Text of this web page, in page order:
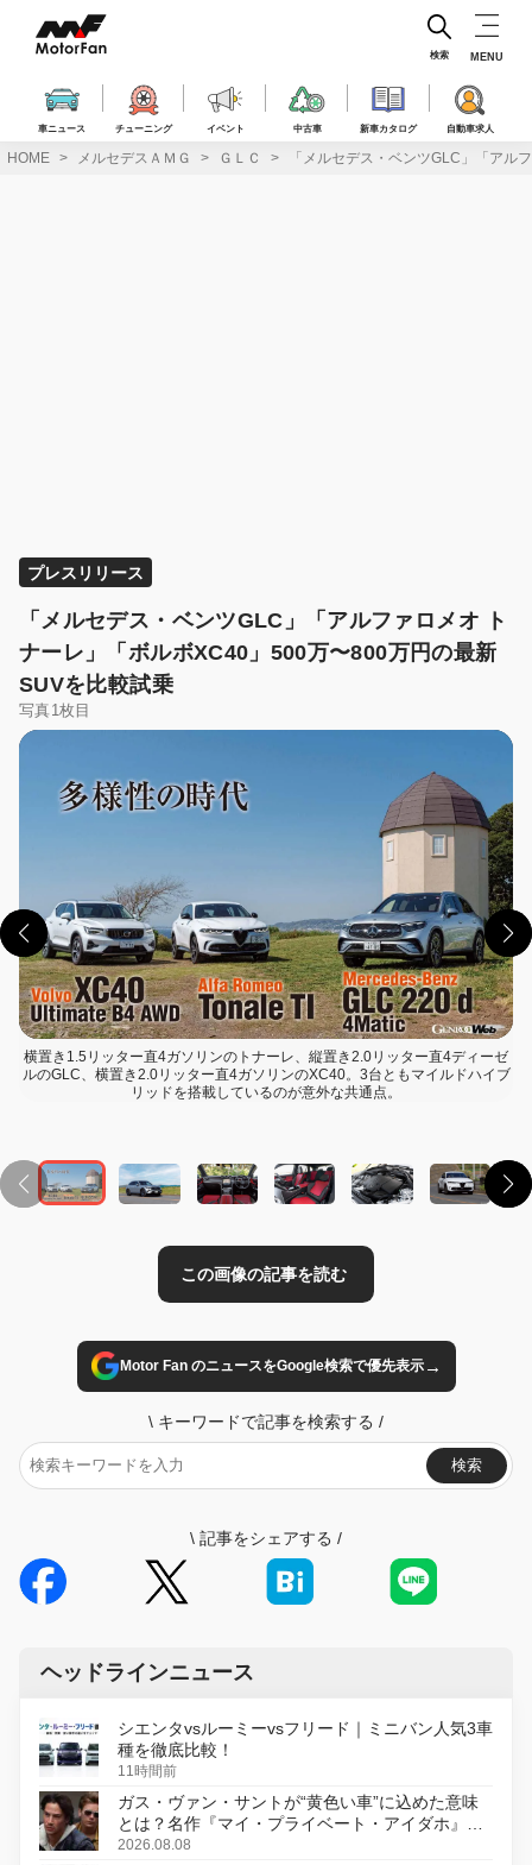
ス
車ニュース チューニング イベント 中古車 新車カタログ 自動車求人
検索 MENU
HOME メルセデスＡＭＧ ＧＬＣ 「メルセデス・ベンツGLC」「ア
プレスリリース
「メルセデス・ベンツGLC」「アルファロメオ ト
ナーレ」「ボルボXC40」500万〜800万円の最新
SUVを比較試乗
写真1枚目
横置き1.5リッター直4ガソリンのトナーレ、縦置き2.0リッター直4ディーゼ
ルのGLC、横置き2.0リッター直4ガソリンのXC40。3台ともマイルドハイブ
リッドを搭載しているのが意外な共通点。
この画像の記事を読む
Motor Fan のニュースをGoogle検索で優先表示→
\ キーワードで記事を検索する /
検索
\ 記事をシェアする /
ヘッドラインニュース
シエンタvsルーミーvsフリード｜ミニバン人気3車
種を徹底比較！
11時間前
ガス・ヴァン・サントが“黄色い車”に込めた意味
とは？名作『マイ・プライベート・アイダホ』が
初のデジタルリマスター版で復活
2026.08.08